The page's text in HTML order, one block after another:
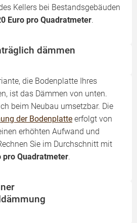
Kellers bei Bestandsgebäuden
Euro pro Quadratmeter.
dämmen
die Bodenplatte Ihres
ist das Dämmen von unten.
beim Neubau umsetzbar. Die
der Bodenplatte erfolgt von
erhöhten Aufwand und
Sie im Durchschnitt mit
pro Quadratmeter.